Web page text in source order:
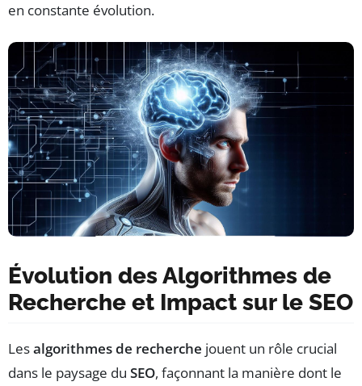
en constante évolution.
Évolution des Algorithmes de
Recherche et Impact sur le SEO
Lesalgorithmes de recherche jouent un rôle crucial
dans le paysage du SEO, façonnant la manière dont le